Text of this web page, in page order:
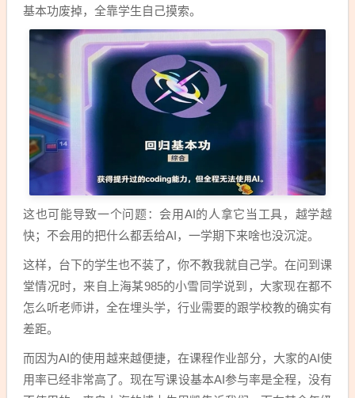
基本功废掉，全靠学生自己摸索。
这也可能导致一个问题：会用AI的人拿它当工具，越学越
快；不会用的把什么都丢给AI，一学期下来啥也没沉淀。
这样，台下的学生也不装了，你不教我就自己学。在问到课
堂情况时，来自上海某985的小雪同学说到，大家现在都不
怎么听老师讲，全在埋头学，行业需要的跟学校教的确实有
差距。
而因为AI的使用越来越便捷，在课程作业部分，大家的AI使
用率已经非常高了。现在写课设基本AI参与率是全程，没有